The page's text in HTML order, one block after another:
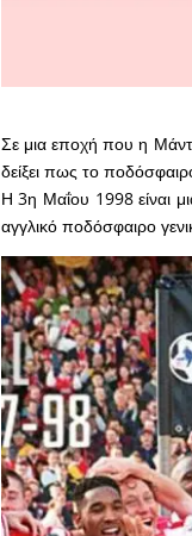
Σε μια εποχή που η
δείξει πως το
Η 3η Μαΐου 1998 είναι
αγγλικό ποδόσφαιρο